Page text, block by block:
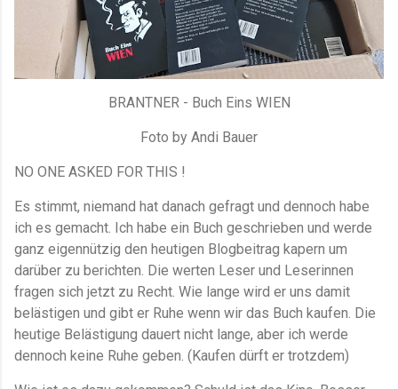
BRANTNER - Buch Eins WIEN
Foto by Andi Bauer
NO ONE ASKED FOR THIS !
Es stimmt, niemand hat danach gefragt und dennoch habe
ich es gemacht. Ich habe ein Buch geschrieben und werde
ganz eigennützig den heutigen Blogbeitrag kapern um
darüber zu berichten. Die werten Leser und Leserinnen
fragen sich jetzt zu Recht. Wie lange wird er uns damit
belästigen und gibt er Ruhe wenn wir das Buch kaufen. Die
heutige Belästigung dauert nicht lange, aber ich werde
dennoch keine Ruhe geben. (Kaufen dürft er trotzdem)